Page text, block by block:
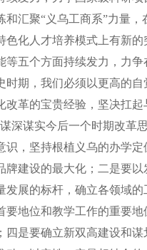
和汇聚“义乌工商系”力量
色化人才培养模式上有新
五个方面持续发力，力争
时期，我们必须以更高的
改革的宝贵经验，坚决扛
深谋实今后一个时期改革
识，坚持根植义乌的办学
牌建设的最大化；二是要
发展的标杆，确立各领域
要地位和教学工作的重要
是要确立新双高建设和